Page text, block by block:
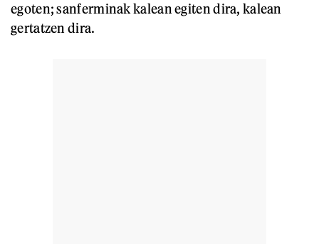
egoten; sanferminak kalean egiten dira, kalean
gertatzen dira.